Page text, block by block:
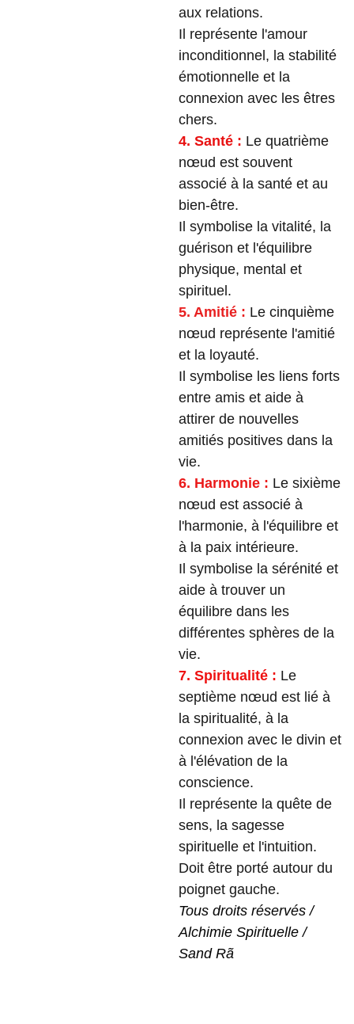
aux relations.
Il représente l'amour
inconditionnel, la stabilité
émotionnelle et la
connexion avec les êtres
chers.
4. Santé : Le quatrième
nœud est souvent
associé à la santé et au
bien-être.
Il symbolise la vitalité, la
guérison et l'équilibre
physique, mental et
spirituel.
5. Amitié : Le cinquième
nœud représente l'amitié
et la loyauté.
Il symbolise les liens forts
entre amis et aide à
attirer de nouvelles
amitiés positives dans la
vie.
6. Harmonie : Le sixième
nœud est associé à
l'harmonie, à l'équilibre et
à la paix intérieure.
Il symbolise la sérénité et
aide à trouver un
équilibre dans les
différentes sphères de la
vie.
7. Spiritualité : Le
septième nœud est lié à
la spiritualité, à la
connexion avec le divin et
à l'élévation de la
conscience.
Il représente la quête de
sens, la sagesse
spirituelle et l'intuition.
Doit être porté autour du
poignet gauche.
Tous droits réservés /
Alchimie Spirituelle /
Sand Rã